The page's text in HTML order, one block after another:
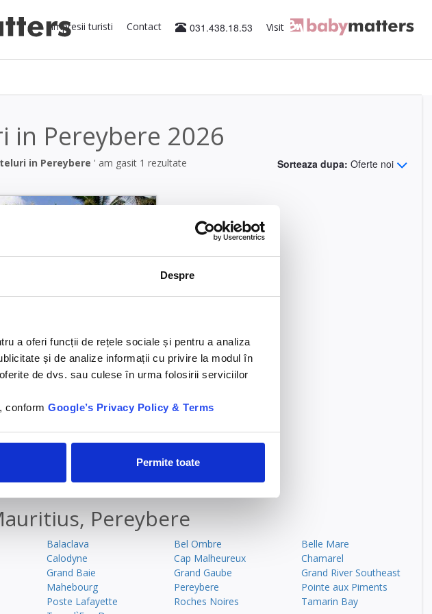
Despre
a oferi funcții de rețele sociale și pentru a analiza
și de analize informații cu privire la modul în
de dvs. sau culese în urma folosirii serviciilor
conform Google’s Privacy Policy & Terms
Permite toate
Impresii turisti Contact 031.438.18.53 Visit
in Pereybere 2026
in Pereybere ' am gasit 1 rezultate Sorteaza dupa: Oferte noi
Pereybere, Mauritius
Pereybere
Balaclava Bel Ombre
Belle Mare
Calodyne Cap Malheureux
Chamarel
Grand Baie Grand Gaube
Grand River Southeast
Mahebourg Pereybere
Pointe aux Piments
Poste Lafayette Roches Noires
Tamarin Bay